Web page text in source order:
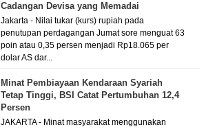
Cadangan Devisa yang Memadai
Jakarta - Nilai tukar (kurs) rupiah pada
penutupan perdagangan Jumat sore menguat 63
poin atau 0,35 persen menjadi Rp18.065 per
dolar AS dar...
Minat Pembiayaan Kendaraan Syariah
Tetap Tinggi, BSI Catat Pertumbuhan 12,4
Persen
JAKARTA - Minat masyarakat menggunakan